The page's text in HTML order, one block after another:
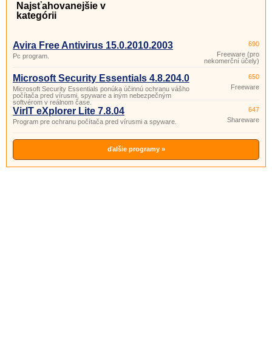
Najsťahovanejšie v
kategórii
Avira Free Antivirus 15.0.2010.2003
Pc program.
690
Freeware (pro
nekomerční účely)
Microsoft Security Essentials 4.8.204.0
Microsoft Security Essentials ponúka účinnú ochranu vášho
počítača pred vírusmi, spyware a iným nebezpečným
softvérom v reálnom čase.
650
Freeware
VirIT eXplorer Lite 7.8.04
Program pre ochranu počítača pred vírusmi a spyware.
647
Shareware
ďalšie programy »